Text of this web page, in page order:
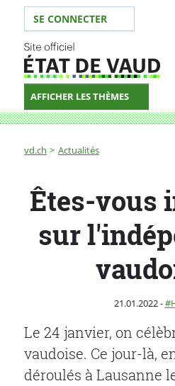
Votre identité
SE CONNECTER
AFFICHER LES THÈMES
Fil d'Ariane
vd.ch Actualités
Êtes-vous incollable sur
Êtes-vous
sur
Publié le
21.01.2022-
Le 24 janvier, on
vaudoise. Ce jour-là,
déroulés à Lausanne